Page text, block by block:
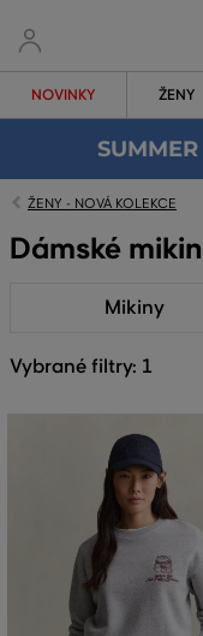
NOVINKY ŽENY
ŽENY - NOVÁ KOLEKCE
Dámské
Mikiny
Vybrané filtry: 1